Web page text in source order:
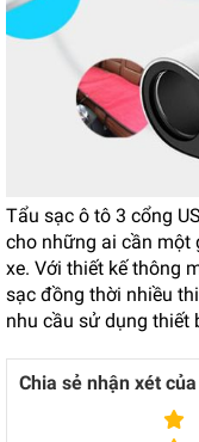
Tẩu sạc ô tô 3 cổng
cho những ai cần một
xe. Với thiết kế thông
sạc đồng thời nhiều
nhu cầu sử dụng thiết
Chia sẻ nhận xét